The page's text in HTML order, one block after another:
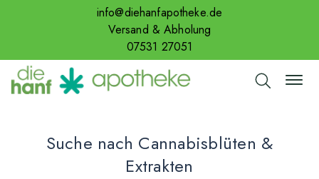
info@diehanfapotheke.de
Versand & Abholung
07531 27051
Suche nach Cannabisblüten &
Extrakten